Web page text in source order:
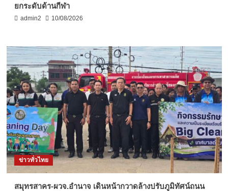
ยกระดับด้านกีฬา
admin2 10/08/2026
ข่าวทั่วไทย
สมุทรสาคร-ผวจ.อำนาจ เดินหน้ากวาดล้างปรับภูมิทัศน์ถนน